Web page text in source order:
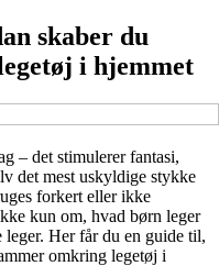
skaber du
i hjemmet
– det stimulerer fantasi,
det mest uskyldige stykke
forkert eller ikke
kun om, hvad børn leger
Her får du en guide til,
omkring legetøj i